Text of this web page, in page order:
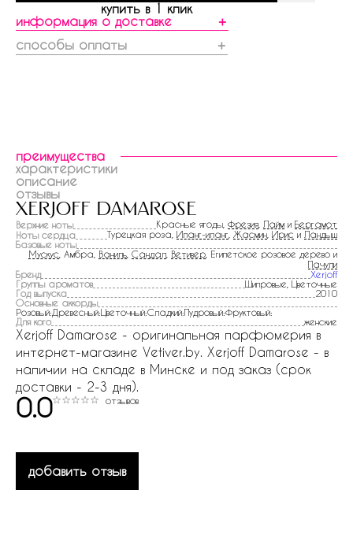
купить в 1 клик
информация о доставке
＋
способы оплаты
＋
преимущества
характеристики
описание
отзывы
xerjoff damarose
Верхние ноты Красные ягоды, Фрезия Лайм и Бергамот
Ноты сердца
Турецкая роза, Иланг-иланг Жасмин Ирис и Ландыш
Базовые ноты
Мускус , Амбра, Ваниль Сандал Ветивер , Египетское розовое дерево и
Пачули
Бренд
Xerjoff
Группы ароматов
Шипровые, Цветочные
Год выпуска
2010
Основные аккорды
Розовый:Древесный:Цветочный:Сладкий:Пудровый:Фруктовый:
Для кого
женские
Xerjoff Damarose - оригинальная парфюмерия в
интернет-магазине Vetiver.by. Xerjoff Damarose - в
наличии на складе в Минске и под заказ (срок
доставки - 2-3 дня).
0.0 отзывов
добавить отзыв